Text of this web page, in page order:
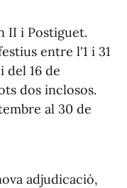
II i Postiguet.
entre l'1 i 31
del 16 de
dos inclosos.
al 30 de
adjudicació,